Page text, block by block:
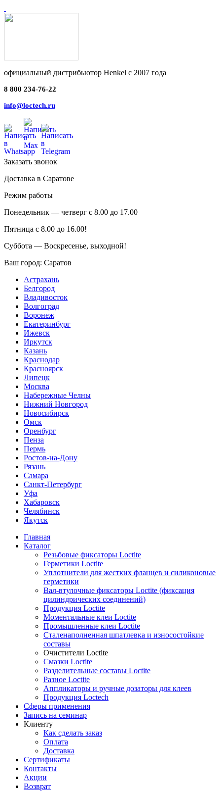
официальный дистрибьютор Henkel с 2007 года
8 800 234-76-22
info@loctech.ru
Заказать звонок
Доставка в Саратове
Режим работы
Понедельник — четверг с 8.00 до 17.00
Пятница с 8.00 до 16.00!
Суббота — Воскресенье, выходной!
Ваш город: Саратов
Астрахань
Белгород
Владивосток
Волгоград
Воронеж
Екатеринбург
Ижевск
Иркутск
Казань
Краснодар
Красноярск
Липецк
Москва
Набережные Челны
Нижний Новгород
Новосибирск
Омск
Оренбург
Пенза
Пермь
Ростов-на-Дону
Рязань
Самара
Санкт-Петербург
Уфа
Хабаровск
Челябинск
Якутск
Главная
Каталог
Резьбовые фиксаторы Loctite
Герметики Loctite
Уплотнители для жестких фланцев и силиконовые
герметики
Вал-втулочные фиксаторы Loctite (фиксация
цилиндрических соединений)
Продукция Loctite
Моментальные клеи Loctite
Промышленные клеи Loctite
Сталенаполненная шпатлевка и износостойкие
составы
Очистители Loctite
Смазки Loctite
Разделительные составы Loctite
Разное Loctite
Аппликаторы и ручные дозаторы для клеев
Продукция Loctech
Сферы применения
Запись на семинар
Клиенту
Как сделать заказ
Оплата
Доставка
Сертификаты
Контакты
Акции
Возврат